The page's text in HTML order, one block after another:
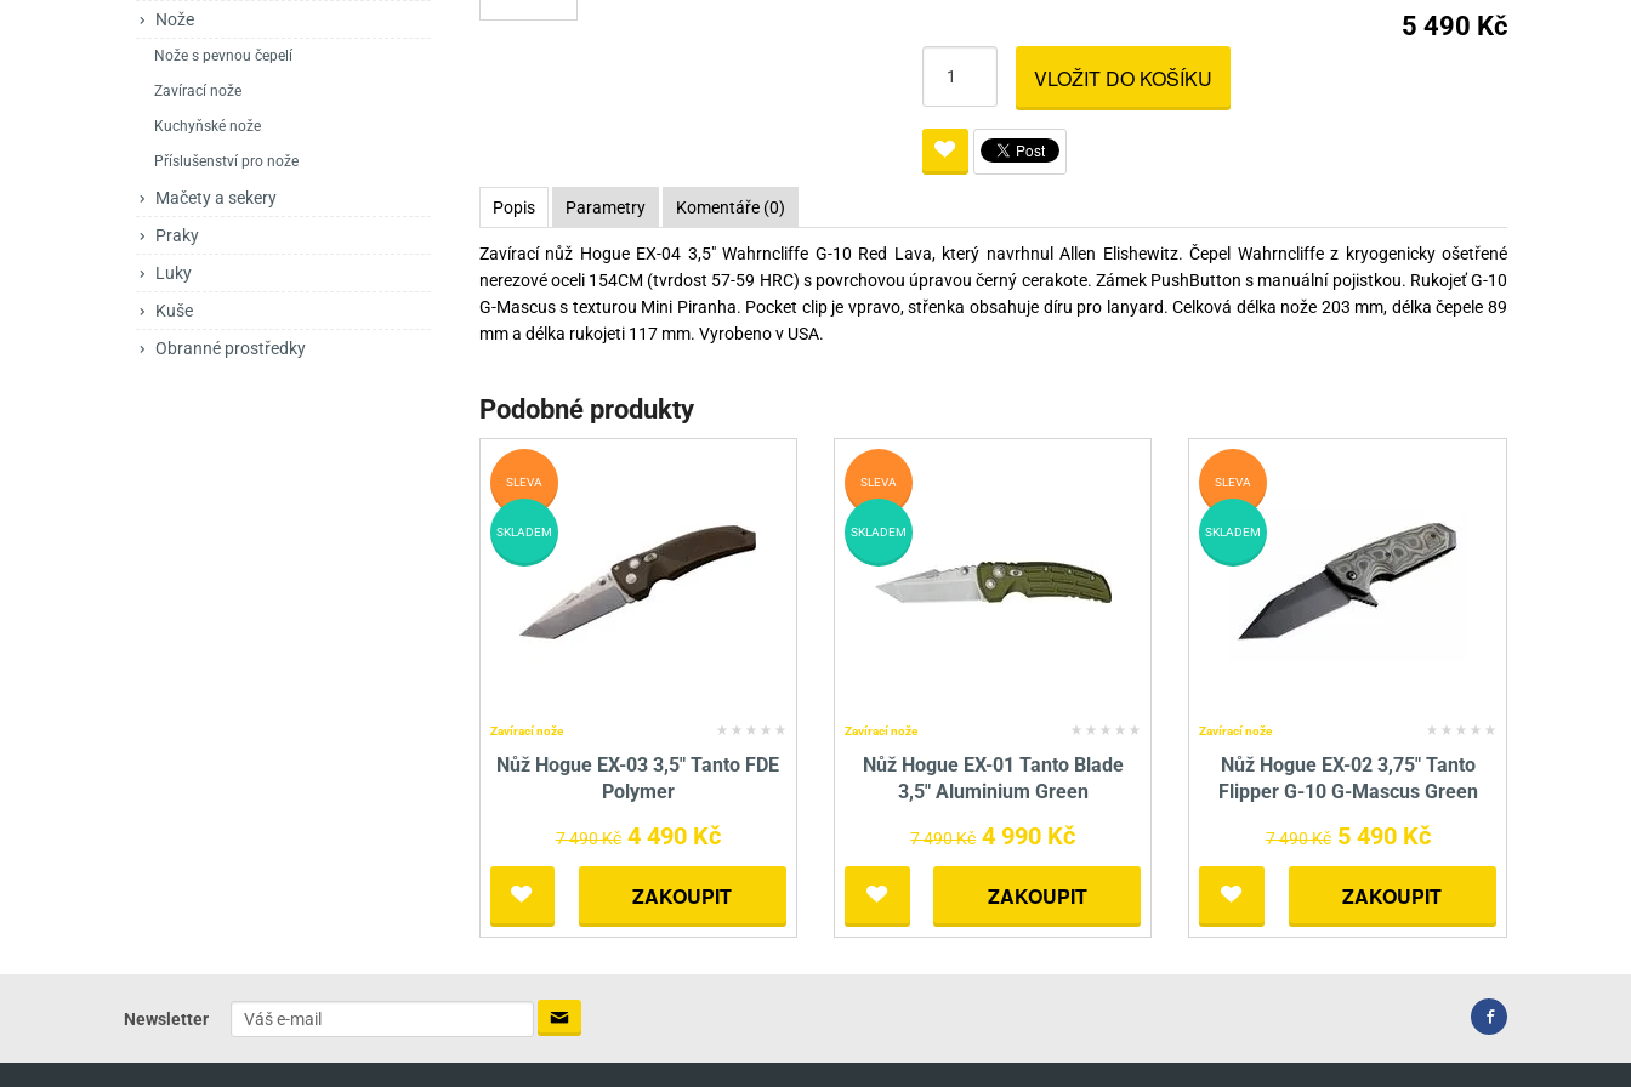
Zásobníky
Pistole samonabíjecí
Zavírací nože
Praky
Luky
Kuše
Obranné prostředky Obranné spreje
Rowan Engineering
Bipody, stolice a vaky
Svítilny
Nože
Nože s pevnou čepelí
Zavírací nože
Kuchyňské nože
Příslušenství pro nože
Mačety a sekery
Praky
Luky
Kuše
Obranné prostředky
5 490 Kč
VLOŽIT DO KOŠÍKU
Popis Parametry Komentáře (0)
Zavírací nůž Hogue EX-04 3,5" Wahrncliffe G-10 Red Lava, který navrhnul Allen Elishewitz. Čepel Wahrncliffe z kryogenicky ošetřené
nerezové oceli 154CM (tvrdost 57-59 HRC) s povrchovou úpravou černý cerakote. Zámek PushButton s manuální pojistkou. Rukojeť G-10
G-Mascus s texturou Mini Piranha. Pocket clip je vpravo, střenka obsahuje díru pro lanyard. Celková délka nože 203 mm, délka čepele 89
mm a délka rukojeti 117 mm. Vyrobeno v USA.
Podobné produkty
Zavírací nože
Nůž Hogue EX-03 3,5" Tanto FDE
Polymer
7 490 Kč 4 490 Kč
ZAKOUPIT
SLEVA
SKLADEM
Zavírací nože
Nůž Hogue EX-01 Tanto Blade
3,5" Aluminium Green
7 490 Kč 4 990 Kč
ZAKOUPIT
SLEVA
SKLADEM
Zavírací nože
Nůž Hogue EX-02 3,75" Tanto
Flipper G-10 G-Mascus Green
7 490 Kč 5 490 Kč
ZAKOUPIT
SLEVA
SKLADEM
Newsletter